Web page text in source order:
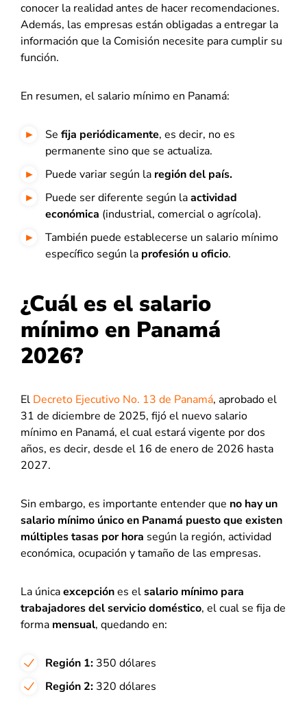
conocer la realidad antes de hacer recomendaciones.
Además, las empresas están obligadas a entregar la
información que la Comisión necesite para cumplir su
función.
En resumen, el salario mínimo en Panamá:
Se fija periódicamente, es decir, no es
permanente sino que se actualiza.
Puede variar según la región del país.
Puede ser diferente según laactividad
económica (industrial, comercial o agrícola).
También puede establecerse un salario mínimo
específico según la profesión u oficio.
¿Cuál es el salario
mínimo en Panamá
2026?
El Decreto Ejecutivo No. 13 de Panamá, aprobado el
31 de diciembre de 2025, fijó el nuevo salario
mínimo en Panamá, el cual estará vigente por dos
años, es decir, desde el 16 de enero de 2026 hasta
2027.
Sin embargo, es importante entender que no hay un
salario mínimo único en Panamá puesto que existen
múltiples tasas por hora según la región, actividad
económica, ocupación y tamaño de las empresas.
La únicaexcepciónes elsalario mínimo para
trabajadores del servicio doméstico, el cual se fija de
forma mensual, quedando en:
Región 1: 350 dólares
Región 2: 320 dólares